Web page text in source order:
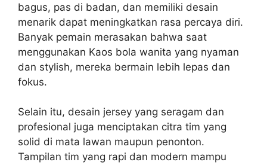
bagus, pas di badan, dan memiliki desain
menarik dapat meningkatkan rasa percaya diri.
Banyak pemain merasakan bahwa saat
menggunakan Kaos bola wanita yang nyaman
dan stylish, mereka bermain lebih lepas dan
fokus.
Selain itu, desain jersey yang seragam dan
profesional juga menciptakan citra tim yang
solid di mata lawan maupun penonton.
Tampilan tim yang rapi dan modern mampu